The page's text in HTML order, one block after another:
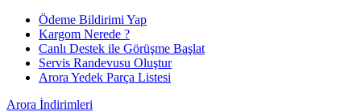
Ödeme Bildirimi Yap
Kargom Nerede ?
Canlı Destek ile Görüşme Başlat
Servis Randevusu Oluştur
Arora Yedek Parça Listesi
Arora İndirimleri